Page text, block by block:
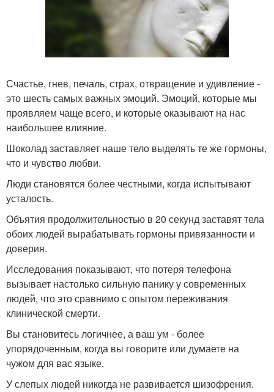
Счастье, гнев, печаль, страх, отвращение и удивление -
это шесть самых важных эмоций. Эмоций, которые мы
проявляем чаще всего, и которые оказывают на нас
наибольшее влияние.
Шоколад заставляет наше тело выделять те же гормоны,
что и чувство любви.
Люди становятся более честными, когда испытывают
усталость.
Объятия продолжительностью в 20 секунд заставят тела
обоих людей вырабатывать гормоны привязанности и
доверия.
Исследования показывают, что потеря телефона
вызывает настолько сильную панику у современных
людей, что это сравнимо с опытом переживания
клинической смерти.
Вы становитесь логичнее, а ваш ум - более
упорядоченным, когда вы говорите или думаете на
чужом для вас языке.
У слепых людей никогда не развивается шизофрения.